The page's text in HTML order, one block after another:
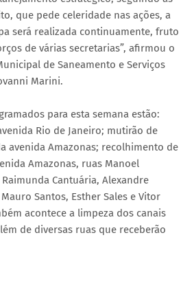
que pede celeridade nas ações, a
será realizada continuamente, fruto
de várias secretarias”, afirmou o
de Saneamento e Serviços
Marini.
para esta semana estão:
Rio de Janeiro​; mutirão de
avenida Amazonas; recolhimento de
Amazonas, ruas Manoel
Cantuária, Alexandre
Santos, Esther Sales e Vitor
acontece a limpeza dos canais
de diversas ruas que receberão